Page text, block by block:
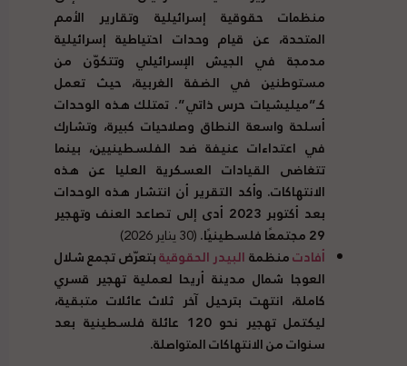
منظمات حقوقية إسرائيلية وتقارير الأمم
المتحدة، عن قيام وحدات احتياطية إسرائيلية
مدمجة في الجيش الإسرائيلي وتتكوّن من
مستوطنين في الضفة الغربية، حيث تعمل
كـ”ميليشيات حرس ذاتي”. تمتلك هذه الوحدات
أسلحة واسعة النطاق وصلاحيات كبيرة، وتشارك
في اعتداءات عنيفة ضد الفلسطينيين، بينما
تتغاضى القيادات العسكرية العليا عن هذه
الانتهاكات. وأكد التقرير أن انتشار هذه الوحدات
بعد أكتوبر 2023 أدى إلى تصاعد العنف وتهجير
29 مجتمعًا فلسطينيًا.
(30 يناير 2026)
أفادتمنظمةالبيدر الحقوقيةبتعرّض تجمع شلال
العوجا شمال مدينة أريحا لعملية تهجير قسري
كاملة، انتهت بترحيل آخر ثلاث عائلات متبقية،
ليكتمل تهجير نحو 120 عائلة فلسطينية بعد
سنوات من الانتهاكات المتواصلة.